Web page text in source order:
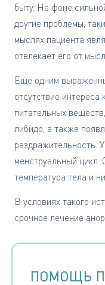
быту. На фоне
другие проблемы,
мыслях пациента
отвлекает его от
Еще одним
отсутствие
питательных
либидо, а также
раздражительность.
менструальный
температура тела и
В условиях такого
срочное лечение
ПОМОЩЬ